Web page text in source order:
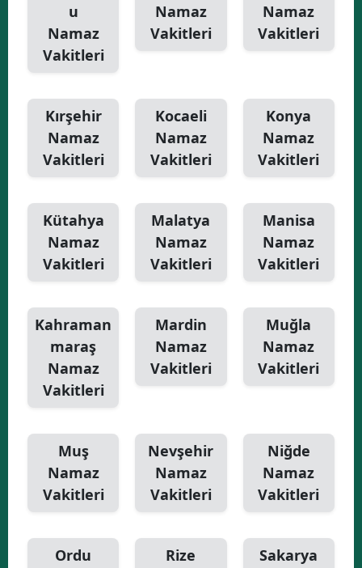
u
Namaz
Vakitleri
Namaz
Vakitleri
Namaz
Vakitleri
Kırşehir
Namaz
Vakitleri
Kocaeli
Namaz
Vakitleri
Konya
Namaz
Vakitleri
Kütahya
Namaz
Vakitleri
Malatya
Namaz
Vakitleri
Manisa
Namaz
Vakitleri
Kahraman
maraş
Namaz
Vakitleri
Mardin
Namaz
Vakitleri
Muğla
Namaz
Vakitleri
Muş
Namaz
Vakitleri
Nevşehir
Namaz
Vakitleri
Niğde
Namaz
Vakitleri
Ordu
Rize
Sakarya